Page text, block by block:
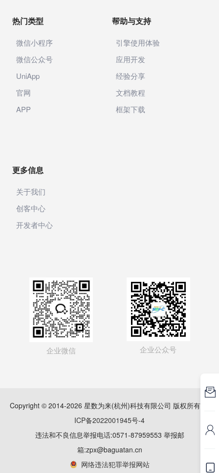
热门类型
微信小程序
微信公众号
UniApp
官网
APP
帮助与支持
引擎使用体验
应用开发
经验分享
文档教程
框架下载
更多信息
关于我们
创客中心
开发者中心
企业微信 企业公众号
Copyright © 2014-2026 星数为来(杭州)科技有限公司 版权所有
ICP备2022001945号-4
违法和不良信息举报电话:0571-87959553 举报邮
箱:zpx@baguatan.cn
网络违法犯罪举报网站


